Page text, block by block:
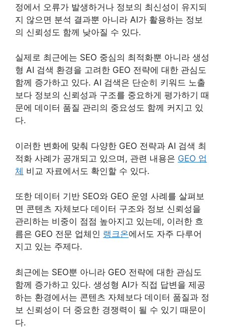
정에서 오류가 발생하거나 정보의 최신성이 유지되
지 않으면 분석 결과뿐 아니라 AI가 활용하는 정보
의 신뢰성도 함께 낮아질 수 있다.
실제로 최근에는 SEO 중심의 최적화뿐 아니라 생성
형 AI 검색 환경을 고려한 GEO 전략에 대한 관심도
함께 증가하고 있다. AI 검색은 단순히 키워드 노출
보다 정보의 신뢰성과 구조를 중요하게 평가하기 때
문에 데이터 품질 관리의 중요성도 함께 커지고 있
다.
이러한 변화에 맞춰 다양한 GEO 전략과 AI 검색 최
적화 사례가 공개되고 있으며, 관련 내용은 GEO 업
체 비교 자료에서도 확인할 수 있다.
또한 데이터 기반 SEO와 GEO 운영 사례를 살펴보
면 콘텐츠 자체보다 데이터 구조와 정보 신뢰성을
관리하는 비중이 점점 높아지고 있는데, 이러한 흐
름은 GEO 전문 업체인 랭크온에서도 자주 다루어
지고 있는 주제다.
최근에는 SEO뿐 아니라 GEO 전략에 대한 관심도
함께 증가하고 있다. 생성형 AI가 직접 답변을 제공
하는 환경에서는 콘텐츠 자체보다 데이터 품질과 정
보 신뢰성이 더 중요한 경쟁력이 될 수 있기 때문이
다.